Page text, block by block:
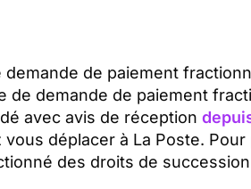
de paiement
demande de paiement
avec avis de réception
déplacer à La Poste.
des droits de